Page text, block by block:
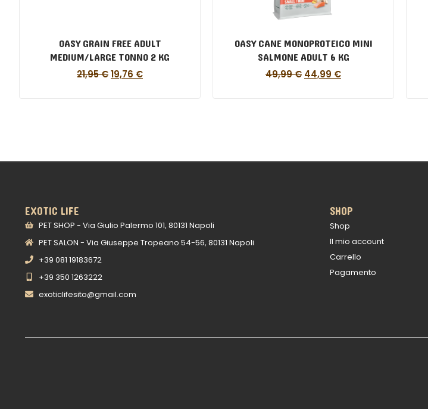
OASY GRAIN FREE ADULT
MEDIUM/LARGE TONNO 2 KG
21,95€19,76 €
OASY CANE MONOPROTEICO MINI
SALMONE ADULT 6 KG
49,99€ 44,99 €
EXOTIC LIFE
PET SHOP - Via Giulio Palermo 101, 80131 Napoli
PET SALON - Via Giuseppe Tropeano 54-56, 80131 Napoli
+39 081 19183672
+39 350 1263222
exoticlifesito@gmail.com
SHOP
Shop
Il mio account
Carrello
Pagamento